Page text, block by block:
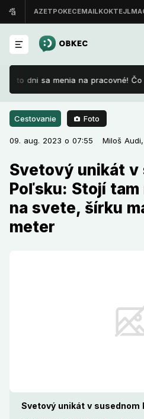
dni sa menia na pracovné! Čo
Cestovanie Foto
09. aug. 2023 o 07:55 Miloš Audi,
Svetový unikát v
Poľsku: Stojí tam
na svete, šírku
meter
Svetový unikát v susednom
Cestovanie 09. aug. 2023 o
Svetový unikát v
Poľsku: Stojí tam
svete, šírku má
V susednom Poľsku sa
nikde inde na svete.
trojpodlažný príbytok, ktorý